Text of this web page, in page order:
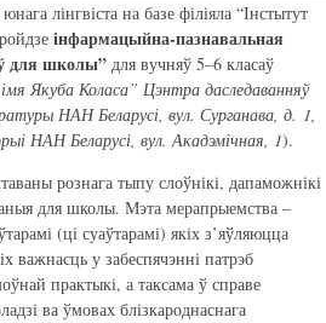
лінгвіста на базе філіяла “Інстытут
інфармацыйна-пазнавальная
для школы” для вучняў 5–6 класаў
Якуба Коласа” Цэнтра даследаванняў
НАН Беларусі, вул. Сурганава, д. 1,
НАН Беларусі, вул. Акадэмічная, 1).
рознага тыпу слоўнікі, дапаможнікі
для школы. Мэта мерапрыемства –
(ці суаўтарамі) якіх з’яўляюцца
важнасць у забеспячэнні патрэб
практыкі, а таксама ў справе
ва ўмовах блізкароднаснага